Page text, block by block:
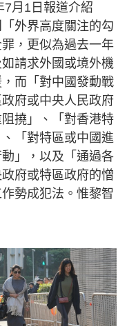
7月1日報道介紹
外界高度關注的勾
，更似為過去一年
請求外國或境外機
而「對中國發動戰
府或中央人民政府
撓」、「對香港特
「對特區或中國進
」，以及「通過各
府或特區政府的憎
勢成犯法。惟黎智